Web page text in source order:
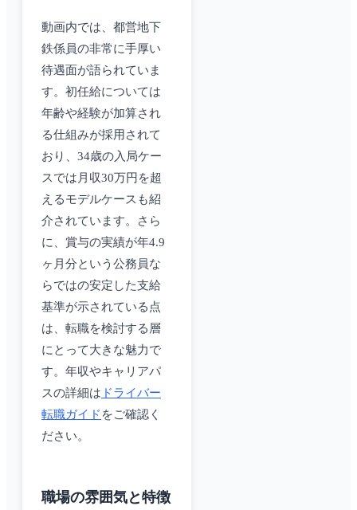
動画内では、都営地下
鉄係員の非常に手厚い
待遇面が語られていま
す。初任給については
年齢や経験が加算され
る仕組みが採用されて
おり、34歳の入局ケー
スでは月収30万円を超
えるモデルケースも紹
介されています。さら
に、賞与の実績が年4.9
ヶ月分という公務員な
らではの安定した支給
基準が示されている点
は、転職を検討する層
にとって大きな魅力で
す。年収やキャリアパ
スの詳細は ドライバー
転職ガイド をご確認く
ださい。
職場の雰囲気と特徴